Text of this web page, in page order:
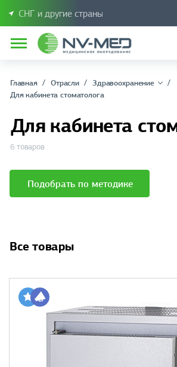
СНГ и другие страны
Главная Отрасли
Здравоохранение
Для кабинета стоматолога
Для кабинета
6 товаров
Подобрать по методике
Все товары